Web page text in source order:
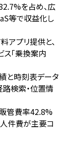
を占め、広
等で収益化し
アプリ提供と、
ス「乗換案内
と時刻表データ
路検索・位置情
管費率42.8%
人件費が主要コ